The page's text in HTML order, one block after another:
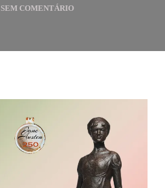
SEM COMENTÁRIOEM
JANE
WINCHESTER